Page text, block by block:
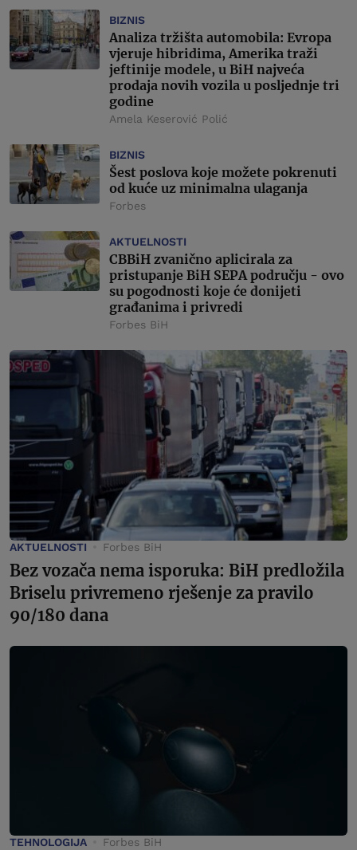
BIZNIS
Analiza tržišta automobila: Evropa
vjeruje hibridima, Amerika traži
jeftinije modele, u BiH najveća
prodaja novih vozila u posljednje tri
godine
Amela Keserović Polić
BIZNIS
Šest poslova koje možete pokrenuti
od kuće uz minimalna ulaganja
Forbes
AKTUELNOSTI
CBBiH zvanično aplicirala za
pristupanje BiH SEPA području - ovo
su pogodnosti koje će donijeti
građanima i privredi
Forbes BiH
AKTUELNOSTI Forbes BiH
Bez vozača nema isporuka: BiH predložila
Briselu privremeno rješenje za pravilo
90/180 dana
TEHNOLOGIJA Forbes BiH